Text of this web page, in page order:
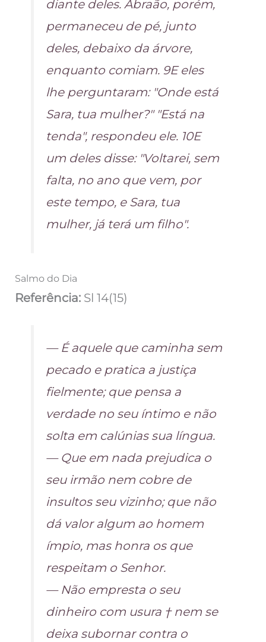
diante deles. Abraão, porém,
permaneceu de pé, junto
deles, debaixo da árvore,
enquanto comiam. 9E eles
lhe perguntaram: "Onde está
Sara, tua mulher?" "Está na
tenda", respondeu ele. 10E
um deles disse: "Voltarei, sem
falta, no ano que vem, por
este tempo, e Sara, tua
mulher, já terá um filho".
Salmo do Dia
Referência: Sl 14(15)
— É aquele que caminha sem
pecado e pratica a justiça
fielmente; que pensa a
verdade no seu íntimo e não
solta em calúnias sua língua.
— Que em nada prejudica o
seu irmão nem cobre de
insultos seu vizinho; que não
dá valor algum ao homem
ímpio, mas honra os que
respeitam o Senhor.
— Não empresta o seu
dinheiro com usura † nem se
deixa subornar contra o